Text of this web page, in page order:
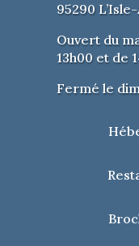
95290
Ouvert du
13h00 et de
Fermé le